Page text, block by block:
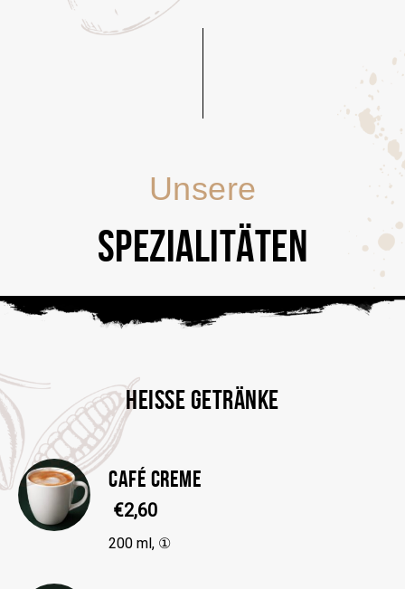
Unsere
SPEZIALITÄTEN
HEISSE GETRÄNKE
CAFÉ CREME
€2,60
200 ml, ①